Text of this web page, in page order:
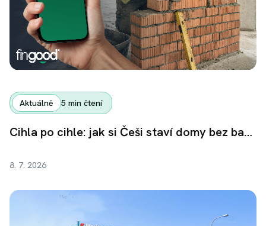
Aktuálně 5 min čtení
Cihla po cihle: jak si Češi staví domy bez bank
8. 7. 2026